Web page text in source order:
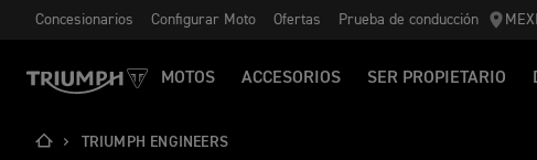
Concesionarios Configurar Moto Ofertas Prueba de conducción
MOTOS ACCESORIOS SER PROPIETARIO
TRIUMPH ENGINEERS